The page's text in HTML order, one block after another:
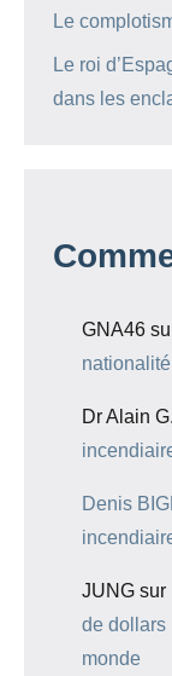
Le
Le roi
dans les
GNA46
Dr Alain G.
Denis
JUNG sur
de dollars
monde